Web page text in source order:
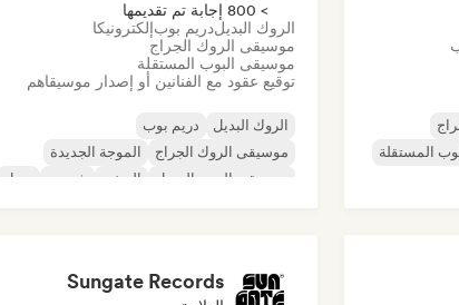
المستقلة
> 800 إجابة تم تقديمها
الروك البديلدريم بوبإلكترونيكا
موسيقى الروك الجراج
موسيقى البوب المستقلة
توقيع عقود مع الفنانين أو إصدار موسيقاهم
الروك البديل
دريم بوب
موسيقى الروك الجراج
الموجة الجديدة
موسيقى البوب السول
الريغي شوجيز سول
Sungate Records